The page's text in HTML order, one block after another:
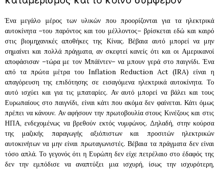
Ένα μεγάλο μέρος των υλικών που προορίζονται για τα ηλεκτρικά
αυτοκίνητα –του παρόντος και του μέλλοντος– βρίσκεται εδώ και καιρό
στις βιομηχανικές αποθήκες της Κίνας. Βέβαια αυτό μπορεί να μην
σημαίνει και πολλά πράγματα, αν σκεφτεί κανείς ότι και οι Αμερικανοί
αποφάσισαν –τώρα με τον Μπάϊντεν– να μπουν γερά στο παιγνίδι. Ένα
από τα πρώτα μέτρα του Inflation Reduction Act (IRA) είναι η
απαγόρευση της επιδότησης σε εισαγόμενα ηλεκτρικά αυτοκίνητα. Το
αυτό ισχύει και για τις μπαταρίες. Αν αυτό μπορεί να βάλει και τους
Ευρωπαίους στο παιγνίδι, είναι κάτι που ακόμα δεν φαίνεται. Κάτι όμως
πρέπει να κάνουν. Αν αφήσουν την πρωτοβουλία στους Κινέζους και στις
ΗΠΑ, ενδεχομένως να βρεθούν εκτός νυμφώνος. Δηλαδή, στην κούρσα
της μαζικής παραγωγής αξιόπιστων και προσιτών ηλεκτρικών
αυτοκινήτων να μην είναι πρωταγωνιστές. Βέβαια τα πράγματα δεν είναι
τόσο απλά. Το γεγονός ότι η Ευρώπη δεν είχε πετρέλαιο στο έδαφός της
δεν την εμπόδισε να αναπτύξει μια ισχυρή, ίσως την ισχυρότερη,